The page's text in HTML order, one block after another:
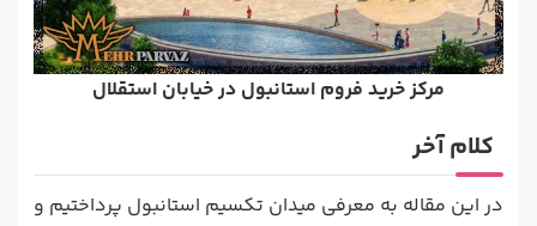
مرکز خرید فروم استانبول در خیابان استقلال
کلام آخر
در این مقاله به معرفی میدان تکسیم استانبول پرداختیم و